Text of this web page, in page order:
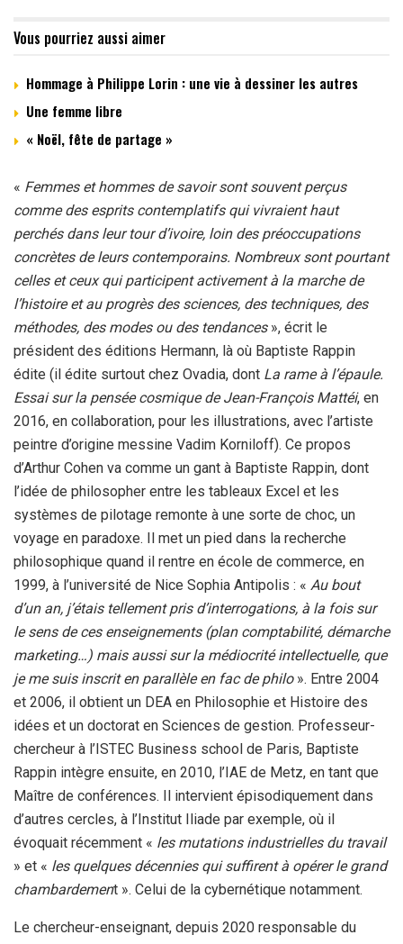
Vous pourriez aussi aimer
Hommage à Philippe Lorin : une vie à dessiner les autres
Une femme libre
« Noël, fête de partage »
« Femmes et hommes de savoir sont souvent perçus
comme des esprits contemplatifs qui vivraient haut
perchés dans leur tour d’ivoire, loin des préoccupations
concrètes de leurs contemporains. Nombreux sont pourtant
celles et ceux qui participent activement à la marche de
l’histoire et au progrès des sciences, des techniques, des
méthodes, des modes ou des tendances », écrit le
président des éditions Hermann, là où Baptiste Rappin
édite (il édite surtout chez Ovadia, dont La rame à l’épaule.
Essai sur la pensée cosmique de Jean-François Mattéi, en
2016, en collaboration, pour les illustrations, avec l’artiste
peintre d’origine messine Vadim Korniloff). Ce propos
d’Arthur Cohen va comme un gant à Baptiste Rappin, dont
l’idée de philosopher entre les tableaux Excel et les
systèmes de pilotage remonte à une sorte de choc, un
voyage en paradoxe. Il met un pied dans la recherche
philosophique quand il rentre en école de commerce, en
1999, à l’université de Nice Sophia Antipolis : « Au bout
d’un an, j’étais tellement pris d’interrogations, à la fois sur
le sens de ces enseignements (plan comptabilité, démarche
marketing…) mais aussi sur la médiocrité intellectuelle, que
je me suis inscrit en parallèle en fac de philo». Entre 2004
et 2006, il obtient un DEA en Philosophie et Histoire des
idées et un doctorat en Sciences de gestion. Professeur-
chercheur à l’ISTEC Business school de Paris, Baptiste
Rappin intègre ensuite, en 2010, l’IAE de Metz, en tant que
Maître de conférences. Il intervient épisodiquement dans
d’autres cercles, à l’Institut Iliade par exemple, où il
évoquait récemment « les mutations industrielles du travail
» et « les quelques décennies qui suffirent à opérer le grand
chambardement ». Celui de la cybernétique notamment.
Le chercheur-enseignant, depuis 2020 responsable du